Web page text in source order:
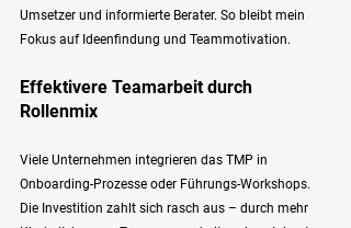
Umsetzer und informierte Berater. So bleibt mein
Fokus auf Ideenfindung und Teammotivation.
Effektivere Teamarbeit durch
Rollenmix
Viele Unternehmen integrieren das TMP in
Onboarding-Prozesse oder Führungs-Workshops.
Die Investition zahlt sich rasch aus – durch mehr